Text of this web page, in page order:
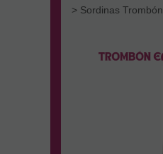
> Sordinas Trombón